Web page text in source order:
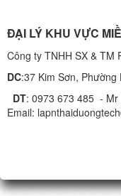
ĐẠI LÝ KHU VỰC
Công ty TNHH SX & TM
DC:37 Kim Sơn,
DT: 0973 673 485 -
Email: